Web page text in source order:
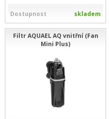
Dostupnost skladem
Filtr AQUAEL AQ vnitřní (Fan
Mini Plus)